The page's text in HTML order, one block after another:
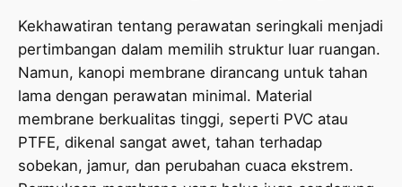
Kekhawatiran tentang perawatan seringkali menjadi
pertimbangan dalam memilih struktur luar ruangan.
Namun, kanopi membrane dirancang untuk tahan
lama dengan perawatan minimal. Material
membrane berkualitas tinggi, seperti PVC atau
PTFE, dikenal sangat awet, tahan terhadap
sobekan, jamur, dan perubahan cuaca ekstrem.